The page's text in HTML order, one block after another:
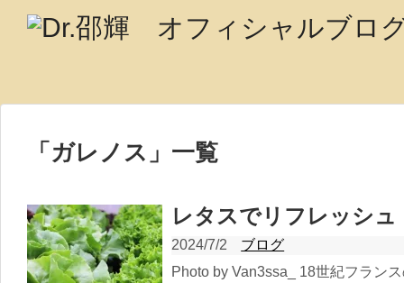
「 ガレノス 」 一覧
レタスでリフレッシュ
2024/7/2
ブログ
Photo by Van3ssa_ 18世紀フラン